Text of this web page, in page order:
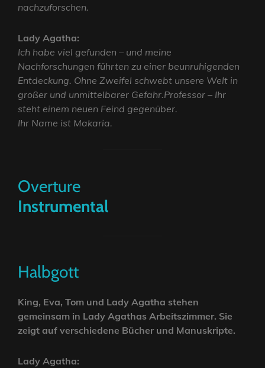
nachzuforschen.
Lady Agatha:
Ich habe viel gefunden – und meine
Nachforschungen führten zu einer beunruhigenden
Entdeckung. Ohne Zweifel schwebt unsere Welt in
großer und unmittelbarer Gefahr.Professor – Ihr
steht einem neuen Feind gegenüber.
Ihr Name ist Makaria.
Overture
Instrumental
Halbgott
King, Eva, Tom und Lady Agatha stehen
gemeinsam in Lady Agathas Arbeitszimmer. Sie
zeigt auf verschiedene Bücher und Manuskripte.
Lady Agatha: